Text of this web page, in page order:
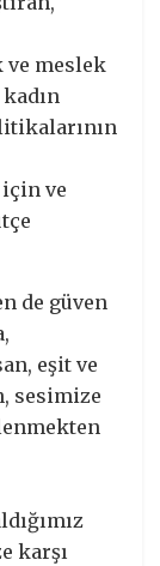
ve meslek
ve
de güven
eşit ve
sesimize
karşı